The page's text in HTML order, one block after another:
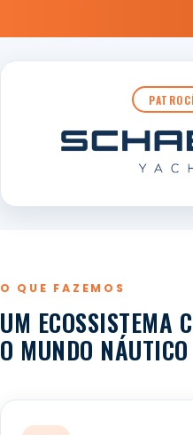
O QUE FAZEMOS
UM ECOSSISTEMA
O MUNDO NÁUTICO